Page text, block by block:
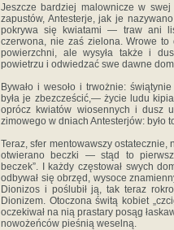
Jeszcze bardziej malownicze w
zapustów, Antesterje, jak je
pokrywa się kwiatami — traw ani
czerwona, nie zaś zielona. Wrowe
powierzchni, ale wysyła także i
powietrzu i odwiedzać swe dawne
Bywało i wesoło i trwożnie:
była je zbezcześcić,— życie ludu
oprócz kwiatów wiosennych i dusz
zimowego w dniach Antesterjów: było
Teraz, sfer mentowawszy ostatecznie,
otwierano beczki — stąd to
beczek”. I każdy częstował swych
odbywał się obrzęd, wysoce
Dionizos i poślubił ją, tak teraz
Dionizem. Otoczona świtą kobiet
oczekiwał na nią prastary posąg
nowożeńców pieśnią weselną.